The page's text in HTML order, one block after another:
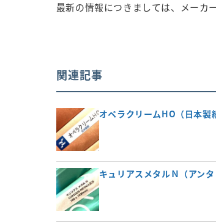
最新の情報につきましては、メーカ
関連記事
オペラクリームHO（日本製
キュリアスメタルＮ（アンタ